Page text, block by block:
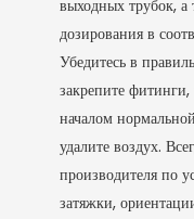
выходных трубок, а
дозирования в
Убедитесь в
закрепите
началом
удалите воздух.
производителя по
затяжки,